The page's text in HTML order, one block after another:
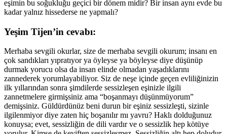
eşimin bu soğukluğu geçici bir dönem midir? Bir insan aynı evde bu
kadar yalnız hissederse ne yapmalı?
Yeşim Tijen’in cevabı:
Merhaba sevgili okurlar, size de merhaba sevgili okurum; insanı en
çok sandıkları yıpratıyor ya öyleyse ya böyleyse diye düşünüp
durmak yorucu olsa da insan elinde olmadan yaşadıklarını
zannederek yorumlayabiliyor. Siz de neşe içinde geçen evliliğinizin
ilk yıllarından sonra şimdilerde sessizleşen eşinizle ilgili
zannetmelere girmişsiniz ama “boşanmayı düşünmüyorum”
demişsiniz. Güldürdünüz beni durun bir eşiniz sessizleşti, sizinle
ilgilenmiyor diye zaten hiç boşanılır mı yavru? Haklı dolduğunuz
konuysa; evet, sessizliğin de dili vardır ve o sessizlik hep kötüye